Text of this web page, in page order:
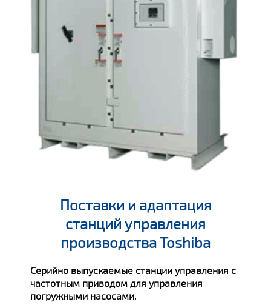
Поставки и адаптация
станций управления
производства Toshiba
Серийно выпускаемые станции управления с
частотным приводом для управления
погружными насосами.